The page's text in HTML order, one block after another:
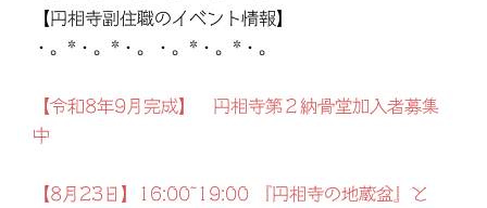
【円相寺副住職のイベント情報】
・。*・。*・。・。*・。*・。
【令和8年9月完成】 円相寺第２納骨堂加入者募集
中
【8月23日】16:00~19:00 『円相寺の地蔵盆』と